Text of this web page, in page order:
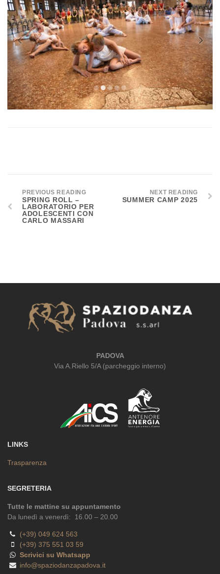
Previous Next
PREVIOUS READING
SPRING ROLL –
LABORATORIO PER
ADOLESCENTI CON
CARLO MASSARI
NEXT READING
SUMMER CAMP 2025
PADOVA
Via A.Riello 5/A (parcheggio interno)
LINKS
Trasparenza
SEGRETERIA
Tutte le mattine su appuntamento
Da lunedì a venerdì: 16.00 – 20.00
(+39) 049 624 563
(+39) 375 551 03 59
Scrivici su Whatsapp
info@spaziodanzapadova.it